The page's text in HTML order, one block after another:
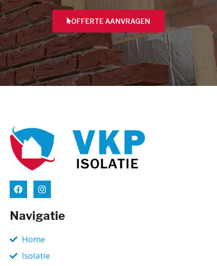
OFFERTE AANVRAGEN
Navigatie
Home
Isolatie